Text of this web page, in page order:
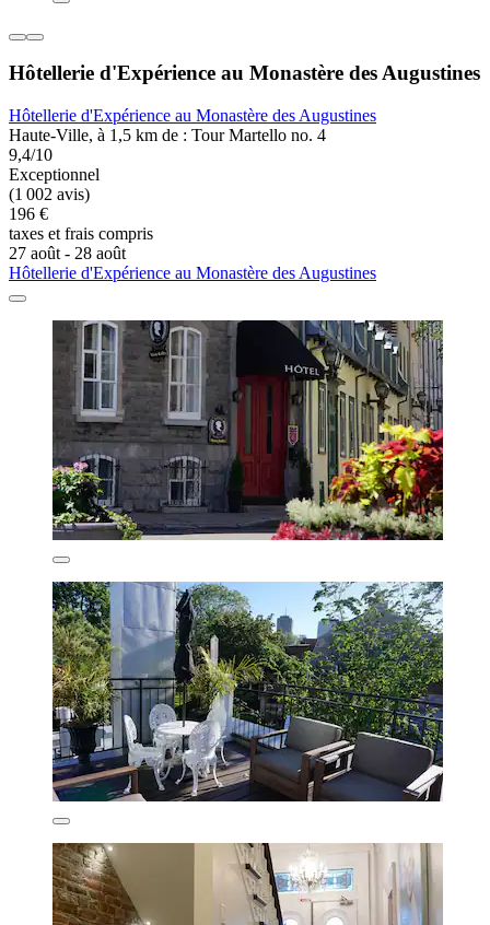
Hôtellerie d'Expérience au Monastère des Augustines
Hôtellerie d'Expérience au Monastère des Augustines
Haute-Ville, à 1,5 km de : Tour Martello no. 4
9,4/10
Exceptionnel
(1 002 avis)
196 €
taxes et frais compris
27 août - 28 août
Hôtellerie d'Expérience au Monastère des Augustines